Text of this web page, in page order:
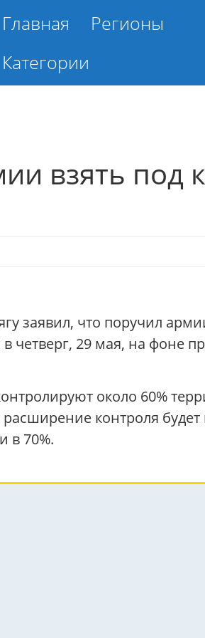
Главная
Регионы
Категории
взять под
заявил, что поручил
четверг, 29 мая, на
около 60%
контроля
в 70%.